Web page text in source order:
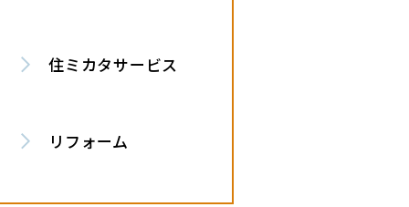
住ミカタサービス
リフォーム